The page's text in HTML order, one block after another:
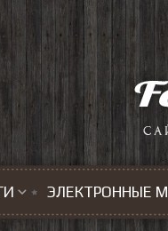
ЭЛЕКТРОННЫЕ